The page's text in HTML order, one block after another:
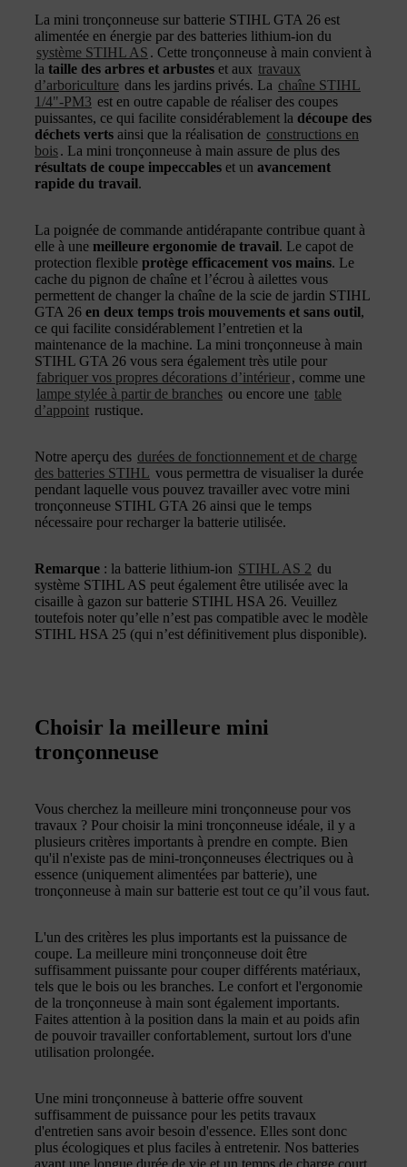
La mini tronçonneuse sur batterie STIHL GTA 26 est
alimentée en énergie par des batteries lithium-ion du
système STIHL AS . Cette tronçonneuse à main convient à
la taille des arbres et arbustes et aux travaux
d’arboriculture dans les jardins privés. La chaîne STIHL
1/4"-PM3 est en outre capable de réaliser des coupes
puissantes, ce qui facilite considérablement la découpe des
déchets verts ainsi que la réalisation de constructions en
bois. La mini tronçonneuse à main assure de plus des
résultats de coupe impeccables et un avancement
rapide du travail.
La poignée de commande antidérapante contribue quant à
elle à une meilleure ergonomie de travail. Le capot de
protection flexible protège efficacement vos mains. Le
cache du pignon de chaîne et l’écrou à ailettes vous
permettent de changer la chaîne de la scie de jardin STIHL
GTA 26 en deux temps trois mouvements et sans outil,
ce qui facilite considérablement l’entretien et la
maintenance de la machine. La mini tronçonneuse à main
STIHL GTA 26 vous sera également très utile pour
fabriquer vos propres décorations d’intérieur, comme une
lampe stylée à partir de branches ou encore une table
d’appoint rustique.
Notre aperçu des durées de fonctionnement et de charge
des batteries STIHL vous permettra de visualiser la durée
pendant laquelle vous pouvez travailler avec votre mini
tronçonneuse STIHL GTA 26 ainsi que le temps
nécessaire pour recharger la batterie utilisée.
Remarque : la batterie lithium-ion STIHL AS 2 du
système STIHL AS peut également être utilisée avec la
cisaille à gazon sur batterie STIHL HSA 26. Veuillez
toutefois noter qu’elle n’est pas compatible avec le modèle
STIHL HSA 25 (qui n’est définitivement plus disponible).
Choisir la meilleure mini
tronçonneuse
Vous cherchez la meilleure mini tronçonneuse pour vos
travaux ? Pour choisir la mini tronçonneuse idéale, il y a
plusieurs critères importants à prendre en compte. Bien
qu'il n'existe pas de mini-tronçonneuses électriques ou à
essence (uniquement alimentées par batterie), une
tronçonneuse à main sur batterie est tout ce qu’il vous faut.
L'un des critères les plus importants est la puissance de
coupe. La meilleure mini tronçonneuse doit être
suffisamment puissante pour couper différents matériaux,
tels que le bois ou les branches. Le confort et l'ergonomie
de la tronçonneuse à main sont également importants.
Faites attention à la position dans la main et au poids afin
de pouvoir travailler confortablement, surtout lors d'une
utilisation prolongée.
Une mini tronçonneuse à batterie offre souvent
suffisamment de puissance pour les petits travaux
d'entretien sans avoir besoin d'essence. Elles sont donc
plus écologiques et plus faciles à entretenir. Nos batteries
ayant une longue durée de vie et un temps de charge court